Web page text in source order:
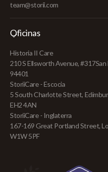
team@storii.com
Oficinas
Historia II Care
210 S Ellsworth Avenue,
94401
StoriiCare - Escocia
5 South Charlotte Street,
EH2 4AN
StoriiCare - Inglaterra
167-169 Great Portland Street,
W1W 5PF